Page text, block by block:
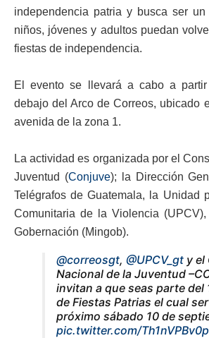
independencia patria y busca ser
niños, jóvenes y adultos puedan
fiestas de independencia.
El evento se llevará a cabo a
debajo del Arco de Correos, ubicado
avenida de la zona 1.
La actividad es organizada por el
Juventud (Conjuve); la Dirección
Telégrafos de Guatemala, la Unidad
Comunitaria de la Violencia
Gobernación (Mingob).
@correosgt, @UPCV_gt y el
Nacional de la Juventud
invitan a que seas parte del
de Fiestas Patrias el cual
próximo sábado 10 de
pic.twitter.com/Th1nVPBv0p